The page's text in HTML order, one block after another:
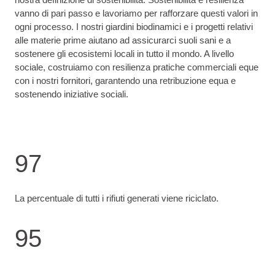
vanno di pari passo e lavoriamo per rafforzare questi valori in
ogni processo. I nostri giardini biodinamici e i progetti relativi
alle materie prime aiutano ad assicurarci suoli sani e a
sostenere gli ecosistemi locali in tutto il mondo. A livello
sociale, costruiamo con resilienza pratiche commerciali eque
con i nostri fornitori, garantendo una retribuzione equa e
sostenendo iniziative sociali.
97
La percentuale di tutti i rifiuti generati viene riciclato.
95